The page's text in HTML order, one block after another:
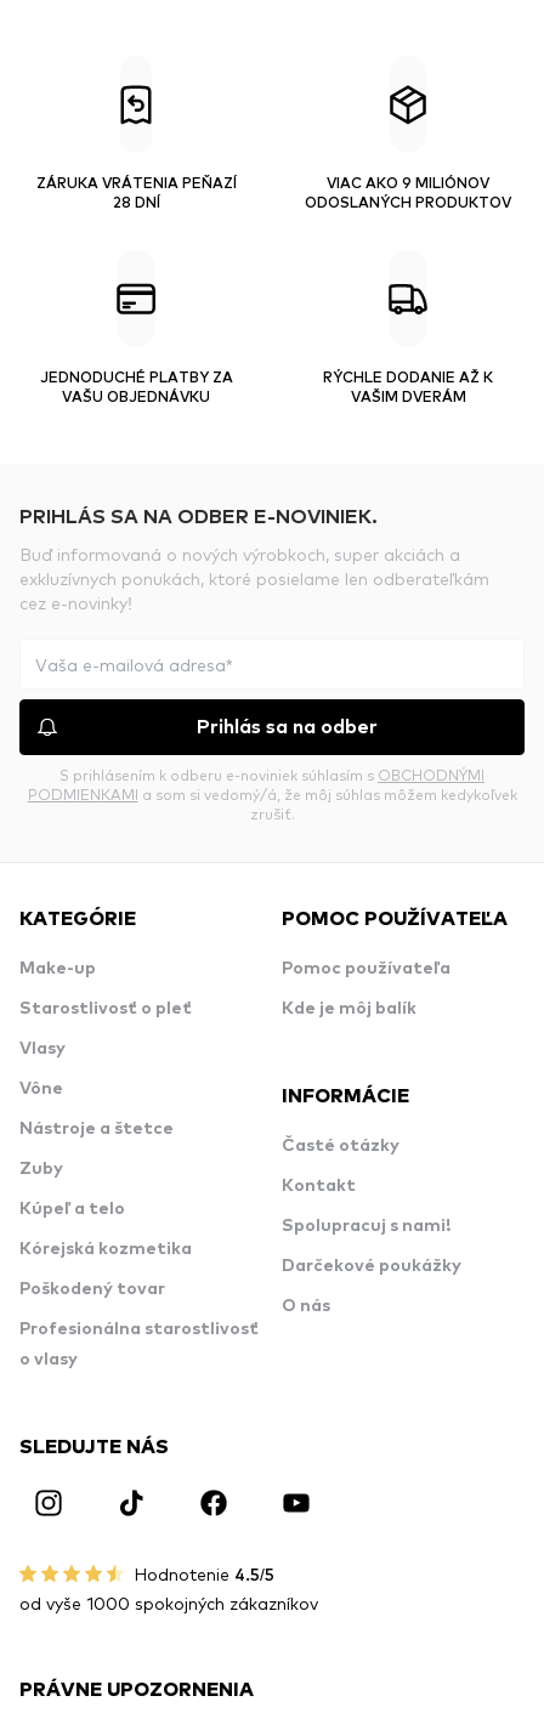
ZÁRUKA VRÁTENIA PEŇAZÍ
28 DNÍ
VIAC AKO 9 MILIÓNOV
ODOSLANÝCH PRODUKTOV
JEDNODUCHÉ PLATBY ZA
VAŠU OBJEDNÁVKU
RÝCHLE DODANIE AŽ K
VAŠIM DVERÁM
PRIHLÁS SA NA ODBER E-NOVINIEK.
Buď informovaná o nových výrobkoch, super akciách a
exkluzívnych ponukách, ktoré posielame len odberateľkám
cez e-novinky!
Prihlás sa na odber
S prihlásením k odberu e-noviniek súhlasím s OBCHODNÝMI
PODMIENKAMI a som si vedomý/á, že môj súhlas môžem kedykoľvek
zrušiť.
KATEGÓRIE
Make-up
Starostlivosť o pleť
Vlasy
Vône
Nástroje a štetce
Zuby
Kúpeľ a telo
Kórejská kozmetika
Poškodený tovar
Profesionálna starostlivosť
o vlasy
POMOC POUŽÍVATEĽA
Pomoc používateľa
Kde je môj balík
INFORMÁCIE
Časté otázky
Kontakt
Spolupracuj s nami!
Darčekové poukážky
O nás
SLEDUJTE NÁS
Hodnotenie 4.5/5
od vyše 1000 spokojných zákazníkov
PRÁVNE UPOZORNENIA